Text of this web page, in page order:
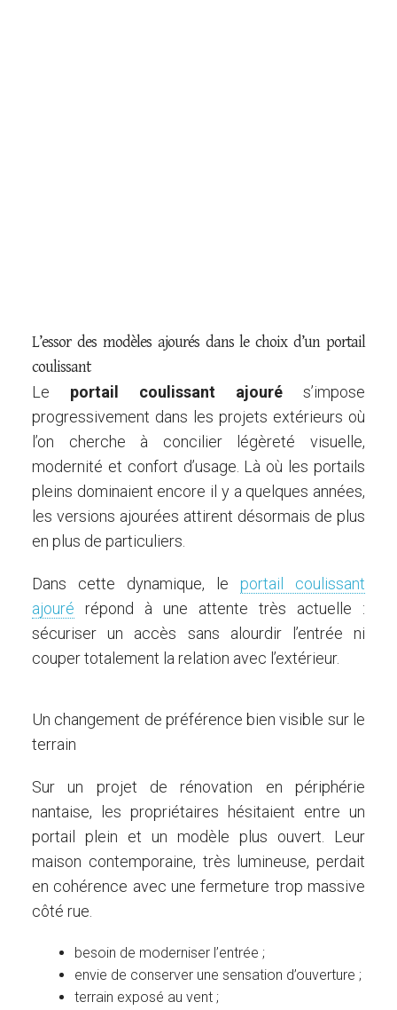
L’essor des modèles ajourés dans le choix d’un portail
coulissant
Le portail coulissant ajouré s’impose
progressivement dans les projets extérieurs où
l’on cherche à concilier légèreté visuelle,
modernité et confort d’usage. Là où les portails
pleins dominaient encore il y a quelques années,
les versions ajourées attirent désormais de plus
en plus de particuliers.
Dans cette dynamique, le portail coulissant
ajouré répond à une attente très actuelle :
sécuriser un accès sans alourdir l’entrée ni
couper totalement la relation avec l’extérieur.
Un changement de préférence bien visible sur le
terrain
Sur un projet de rénovation en périphérie
nantaise, les propriétaires hésitaient entre un
portail plein et un modèle plus ouvert. Leur
maison contemporaine, très lumineuse, perdait
en cohérence avec une fermeture trop massive
côté rue.
besoin de moderniser l’entrée ;
envie de conserver une sensation d’ouverture ;
terrain exposé au vent ;